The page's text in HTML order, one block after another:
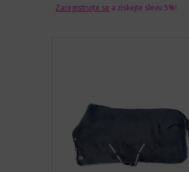
Zaregistrujte se a získejte slevu 5%!